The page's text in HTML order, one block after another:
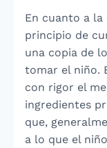
En cuanto a la
principio de
una copia de
tomar el niño.
con rigor el
ingredientes
que,
a lo que el